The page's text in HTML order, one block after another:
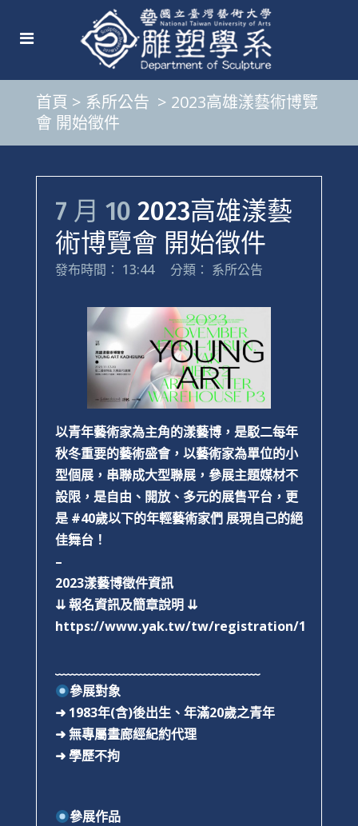
首頁 > 系所公告 > 2023高雄漾藝術博覽
會 開始徵件
7 月 10 2023高雄漾藝
術博覽會 開始徵件
發布時間： 13:44 分類： 系所公告
以青年藝術家為主角的漾藝博，是駁二每年
秋冬重要的藝術盛會，以藝術家為單位的小
型個展，串聯成大型聯展，參展主題媒材不
設限，是自由、開放、多元的展售平台，更
是 #40歲以下的年輕藝術家們 展現自己的絕
佳舞台！
–
2023漾藝博徵件資訊
⇊報名資訊及簡章說明 ⇊
https://www.yak.tw/tw/registration/1
﹏﹏﹏﹏﹏﹏﹏﹏﹏﹏﹏﹏﹏﹏﹏﹏
參展對象
➜1983年(含)後出生、年滿20歲之青年
➜無專屬畫廊經紀約代理
➜學歷不拘
參展作品